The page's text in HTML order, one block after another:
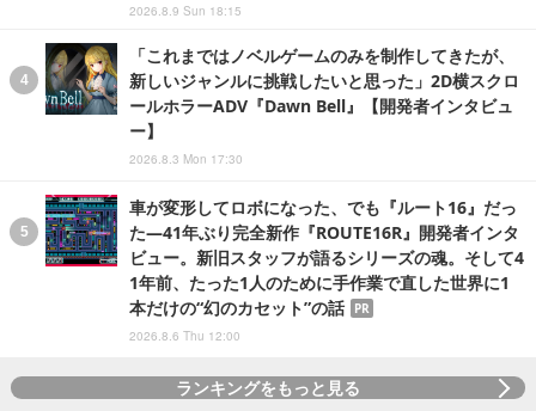
2026.8.9 Sun 18:15
「これまではノベルゲームのみを制作してきたが、
新しいジャンルに挑戦したいと思った」2D横スクロ
ールホラーADV『Dawn Bell』【開発者インタビュ
ー】
2026.8.3 Mon 17:30
車が変形してロボになった、でも『ルート16』だっ
た―41年ぶり完全新作『ROUTE16R』開発者インタ
ビュー。新旧スタッフが語るシリーズの魂。そして4
1年前、たった1人のために手作業で直した世界に1
本だけの“幻のカセット”の話
PR
2026.8.6 Thu 12:00
ランキングをもっと見る